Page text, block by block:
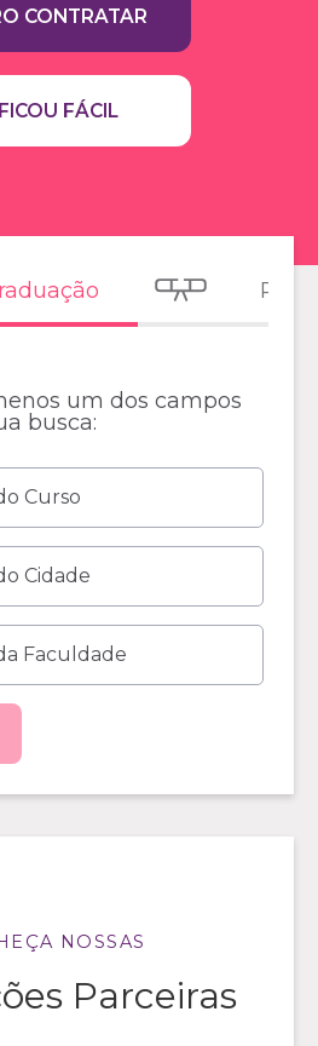
CONTRATAR
FÁCIL
Pós
um dos campos
busca:
NOSSAS
Parceiras